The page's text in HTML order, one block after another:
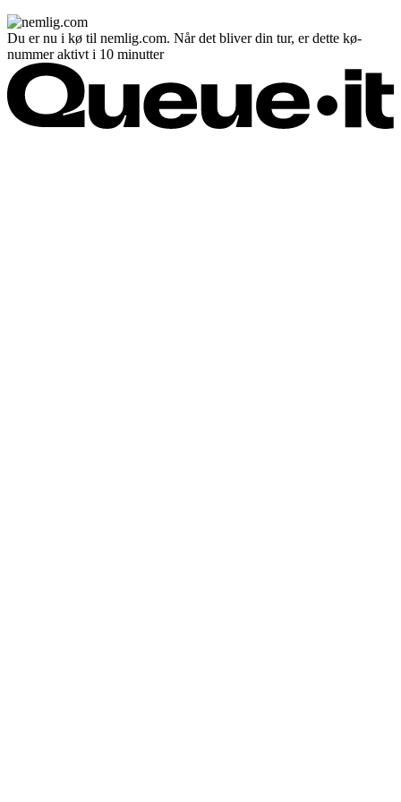
Du er nu i kø til nemlig.com. Når det bliver din tur, er dette kø-
nummer aktivt i 10 minutter